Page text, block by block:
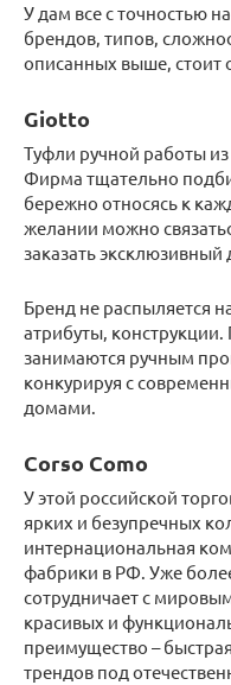
У дам все с точностью
брендов, типов,
описанных выше, стоит
Giotto
Туфли ручной работы
Фирма тщательно
бережно относясь к
желании можно
заказать
Бренд не распыляется
атрибуты,
занимаются ручным
конкурируя с
домами.
Corso Como
У этой российской
ярких и безупречных
интернациональная
фабрики в РФ. Уже
сотрудничает с
красивых и
преимущество –
трендов под